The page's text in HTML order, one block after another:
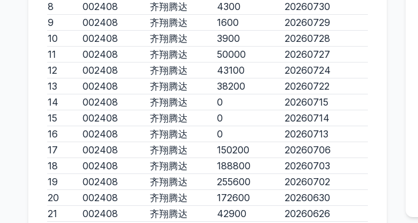
8
002408 齐翔腾达 4300
20260730
9
002408 齐翔腾达 1600
20260729
10
002408 齐翔腾达 3900
20260728
11
002408 齐翔腾达 50000
20260727
12
002408 齐翔腾达 43100
20260724
13
002408 齐翔腾达 38200
20260722
14
002408 齐翔腾达 0
20260715
15
002408 齐翔腾达 0
20260714
16
002408 齐翔腾达 0
20260713
17
002408 齐翔腾达 150200
20260706
18
002408 齐翔腾达 188800
20260703
19
002408 齐翔腾达 255600
20260702
20
002408 齐翔腾达 172600
20260630
21
002408 齐翔腾达 42900
20260626